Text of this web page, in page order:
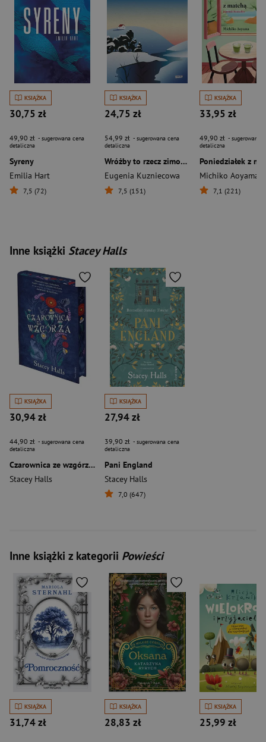
KSIĄŻKA
30,75 zł
49,90 zł - sugerowana cena
detaliczna
Syreny
Emilia Hart
7,5 (72)
KSIĄŻKA
24,75 zł
54,99 zł - sugerowana cena
detaliczna
Wróżby to rzecz zimowa
Eugenia Kuzniecowa
7,5 (151)
KSIĄŻKA
33,95 zł
49,90 zł - sugerowana
detaliczna
Poniedziałek z
Michiko Aoyama
7,1 (221)
Inne książki Stacey Halls
KSIĄŻKA
30,94 zł
44,90 zł - sugerowana cena
detaliczna
Czarownica ze wzgórza (edycja kolekcjonerska)
Stacey Halls
KSIĄŻKA
27,94 zł
39,90 zł - sugerowana cena
detaliczna
Pani England
Stacey Halls
7,0 (647)
Inne książki z kategorii Powieści
KSIĄŻKA
31,74 zł
KSIĄŻKA
28,83 zł
KSIĄŻKA
25,99 zł